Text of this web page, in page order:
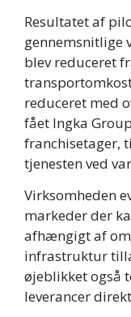
Resultatet af
gennemsnitlige
blev reduceret
reduceret med
fået Ingka
franchisetager,
tjenesten ved
Virksomheden
markeder der
afhængigt af
infrastruktur
øjeblikket også
leverancer